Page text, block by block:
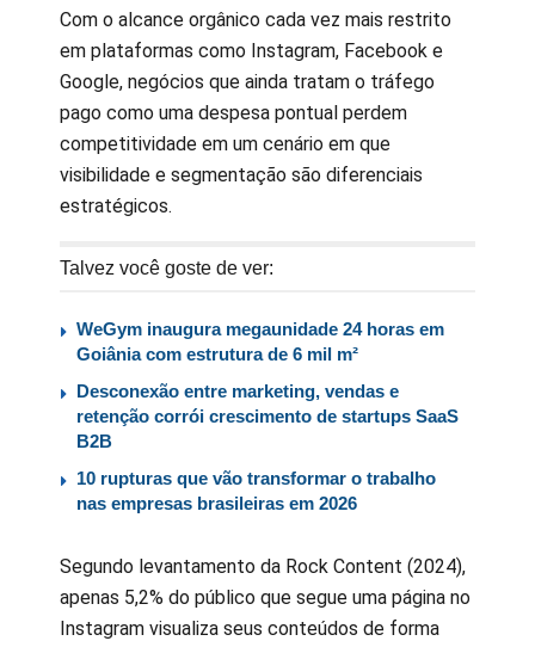
Com o alcance orgânico cada vez mais restrito
em plataformas como Instagram, Facebook e
Google, negócios que ainda tratam o tráfego
pago como uma despesa pontual perdem
competitividade em um cenário em que
visibilidade e segmentação são diferenciais
estratégicos.
Talvez você goste de ver:
WeGym inaugura megaunidade 24 horas em
Goiânia com estrutura de 6 mil m²
Desconexão entre marketing, vendas e
retenção corrói crescimento de startups SaaS
B2B
10 rupturas que vão transformar o trabalho
nas empresas brasileiras em 2026
Segundo levantamento da Rock Content (2024),
apenas 5,2% do público que segue uma página no
Instagram visualiza seus conteúdos de forma